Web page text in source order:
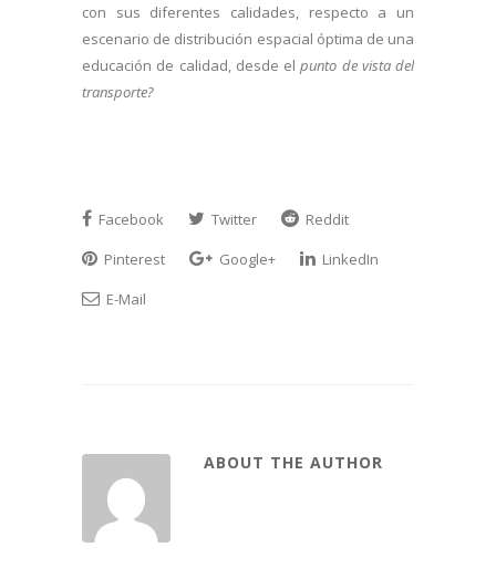
con sus diferentes calidades, respecto a un
escenario de distribución espacial óptima de una
educación de calidad, desde el punto de vista del
transporte?
Facebook Twitter
Reddit
Pinterest
Google+
LinkedIn
E-Mail
ABOUT THE AUTHOR